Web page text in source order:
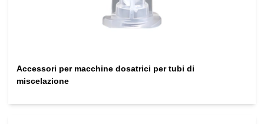
Accessori per macchine dosatrici per tubi di
miscelazione